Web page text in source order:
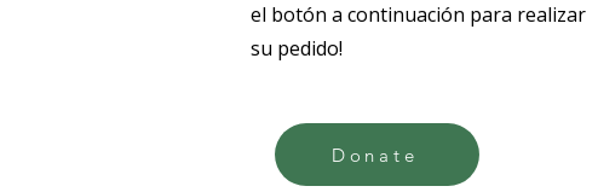
el botón a continuación para realizar
su pedido!
Donate